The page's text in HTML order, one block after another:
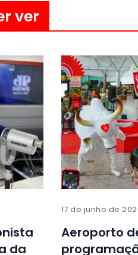
ver
da
17 de junho de
Aeroporto